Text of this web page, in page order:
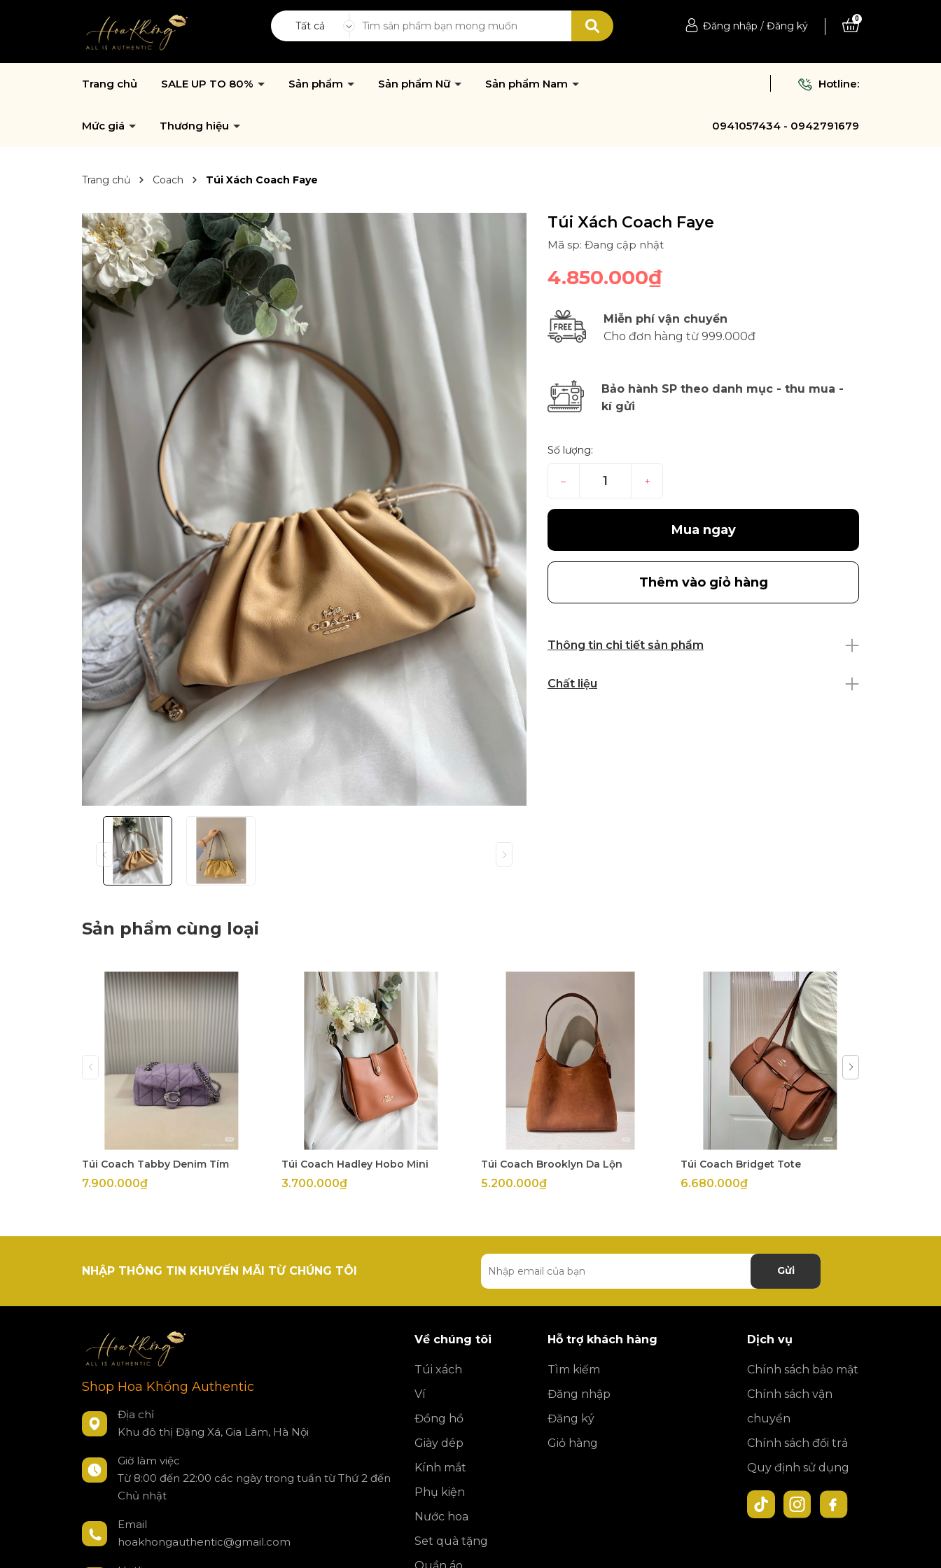
Tất cả Đăng nhập / Đăng ký
0
Trang chủ SALE UP TO 80% Sản phẩm Sản phẩm Nữ Sản phẩm Nam
Mức giá Thương hiệu
Hotline:
0941057434 - 0942791679
Trang chủ Coach Túi Xách Coach Faye
Túi Xách Coach Faye
Mã sp: Đang cập nhật
4.850.000₫
Miễn phí vận chuyển
Cho đơn hàng từ 999.000đ
Bảo hành SP theo danh mục - thu mua -
kí gửi
Số lượng:
– +
Mua ngay
Thêm vào giỏ hàng
Thông tin chi tiết sản phẩm
Chất liệu
Sản phẩm cùng loại
Túi Coach Tabby Denim Tím
7.900.000₫
Túi Coach Hadley Hobo Mini
3.700.000₫
Túi Coach Brooklyn Da Lộn
5.200.000₫
Túi Coach Bridget Tote
6.680.000₫
NHẬP THÔNG TIN KHUYẾN MÃI TỪ CHÚNG TÔI Gửi
Shop Hoa Khổng Authentic
Địa chỉ
Khu đô thị Đặng Xá, Gia Lâm, Hà Nội
Giờ làm việc
Từ 8:00 đến 22:00 các ngày trong tuần từ Thứ 2 đến
Chủ nhật
Email
hoakhongauthentic@gmail.com
Về chúng tôi
Túi xách
Ví
Đồng hồ
Giày dép
Kính mắt
Phụ kiện
Nước hoa
Set quà tặng
Quần áo
Hỗ trợ khách hàng
Tìm kiếm
Đăng nhập
Đăng ký
Giỏ hàng
Dịch vụ
Chính sách bảo mật
Chính sách vận
chuyển
Chính sách đổi trả
Quy định sử dụng